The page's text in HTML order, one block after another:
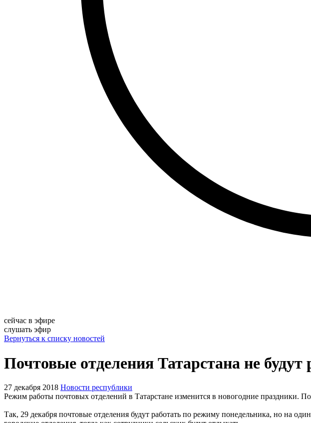
сейчас в эфире
слушать эфир
Вернуться к списку новостей
Почтовые отделения Татарстана не будут
27 декабря 2018 Новости республики
Режим работы почтовых отделений в Татарстане изменится в новогодние праздники.
Так, 29 декабря почтовые отделения будут работать по режиму понедельника, но на